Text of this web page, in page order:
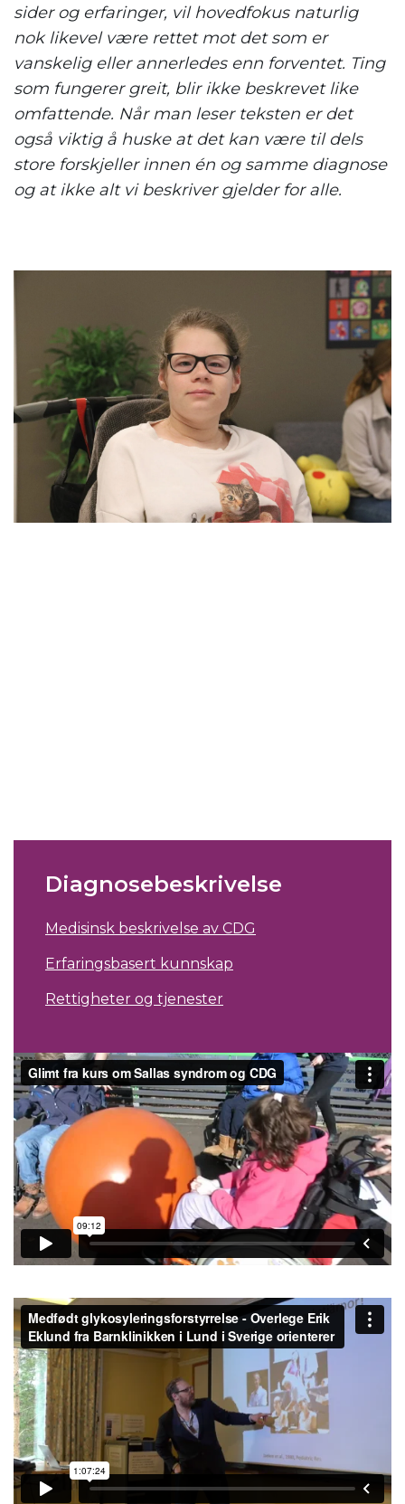
sider og erfaringer, vil hovedfokus naturlig
nok likevel være rettet mot det som er
vanskelig eller annerledes enn forventet. Ting
som fungerer greit, blir ikke beskrevet like
omfattende. Når man leser teksten er det
også viktig å huske at det kan være til dels
store forskjeller innen én og samme diagnose
og at ikke alt vi beskriver gjelder for alle.
Diagnosebeskrivelse
Medisinsk beskrivelse av CDG
Erfaringsbasert kunnskap
Rettigheter og tjenester